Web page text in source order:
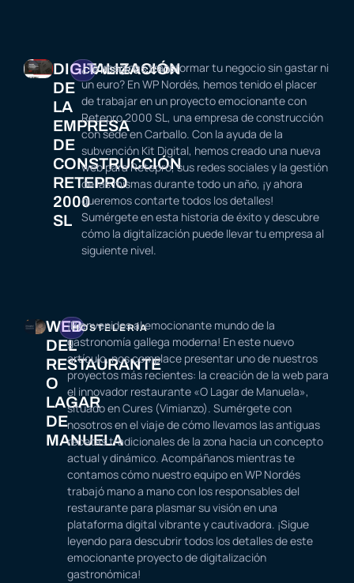
DIGITALIZACIÓN
DE
LA
EMPRESA
DE
CONSTRUCCIÓN
RETEPRO
2000
SL
CONSTRUCCIÓN
¿Te imaginas transformar tu negocio sin gastar ni
un euro? En WP Nordés, hemos tenido el placer
de trabajar en un proyecto emocionante con
Retepro 2000 SL, una empresa de construcción
con sede en Carballo. Con la ayuda de la
subvención Kit Digital, hemos creado una nueva
web para Retepro, sus redes sociales y la gestión
de las mismas durante todo un año, ¡y ahora
queremos contarte todos los detalles!
Sumérgete en esta historia de éxito y descubre
cómo la digitalización puede llevar tu empresa al
siguiente nivel.
WEB
DEL
RESTAURANTE
O
LAGAR
DE
MANUELA
HOSTELERÍA
¡Bienvenidos al emocionante mundo de la
gastronomía gallega moderna! En este nuevo
artículo, nos complace presentar uno de nuestros
proyectos más recientes: la creación de la web para
el innovador restaurante «O Lagar de Manuela»,
situado en Cures (Vimianzo). Sumérgete con
nosotros en el viaje de cómo llevamos las antiguas
recetas tradicionales de la zona hacia un concepto
actual y dinámico. Acompáñanos mientras te
contamos cómo nuestro equipo en WP Nordés
trabajó mano a mano con los responsables del
restaurante para plasmar su visión en una
plataforma digital vibrante y cautivadora. ¡Sigue
leyendo para descubrir todos los detalles de este
emocionante proyecto de digitalización
gastronómica!